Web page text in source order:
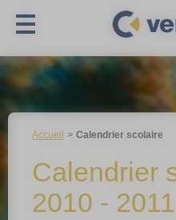
Accueil Calendrier scolaire
Calendrier
2010 - 2011